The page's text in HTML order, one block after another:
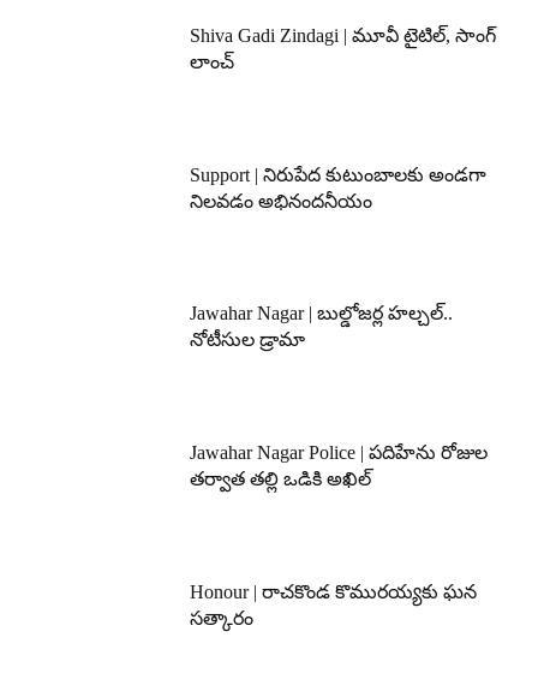
Shiva Gadi Zindagi | మూవీ టైటిల్, సాంగ్
లాంచ్
Support | నిరుపేద కుటుంబాలకు అండగా
నిలవడం అభినందనీయం
Jawahar Nagar | బుల్డోజర్ల హల్చల్..
నోటీసుల డ్రామా
Jawahar Nagar Police | పదిహేను రోజుల
తర్వాత తల్లి ఒడికి అఖిల్
Honour | రాచకొండ కొమురయ్యకు ఘన
సత్కారం